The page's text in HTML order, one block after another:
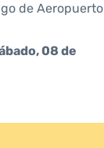
de Aeropuerto
08 de